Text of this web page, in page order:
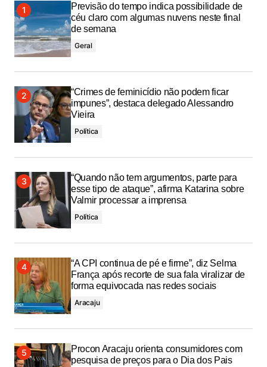
Previsão do tempo indica possibilidade de
céu claro com algumas nuvens neste final
de semana
Geral
“Crimes de feminicídio não podem ficar
impunes”, destaca delegado Alessandro
Vieira
Política
“Quando não tem argumentos, parte para
esse tipo de ataque”, afirma Katarina sobre
Valmir processar a imprensa
Política
“A CPI continua de pé e firme”, diz Selma
França após recorte de sua fala viralizar de
forma equivocada nas redes sociais
Aracaju
Procon Aracaju orienta consumidores com
pesquisa de preços para o Dia dos Pais